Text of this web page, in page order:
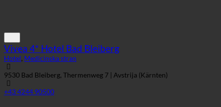
Vivea 4* Hotel Bad Bleiberg
Hotel, Medicinska stran
9530 Bad Bleiberg, Thermenweg 7 | Avstrija (Kärnten)
+43 4244 90500